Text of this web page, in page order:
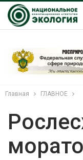
Главная ГЛАВНОЕ